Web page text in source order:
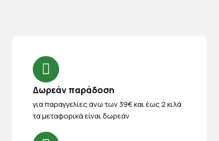
Δωρεάν παράδοση
για παραγγελίες άνω των 39€ και έως 2 κιλά
τα μεταφορικά είναι δωρεάν